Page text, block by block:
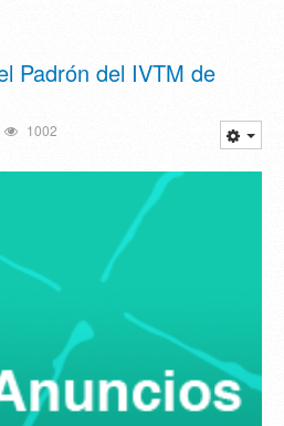
Padrón del IVTM de
1002